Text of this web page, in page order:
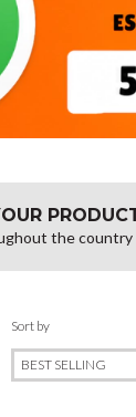
the country
Sort by